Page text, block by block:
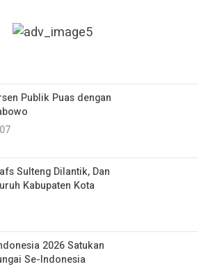
Publik Puas dengan
Sulteng Dilantik, Dan
Kabupaten Kota
2026 Satukan
Se-Indonesia